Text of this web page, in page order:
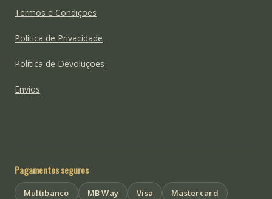
Termos e Condições
Política de Privacidade
Política de Devoluções
Envios
Pagamentos seguros
Multibanco MB Way Visa Mastercard